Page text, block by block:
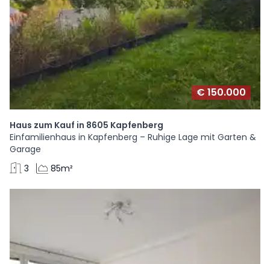
€ 150.000
Haus zum Kauf in 8605 Kapfenberg
Einfamilienhaus in Kapfenberg – Ruhige Lage mit Garten &
Garage
3
85m²